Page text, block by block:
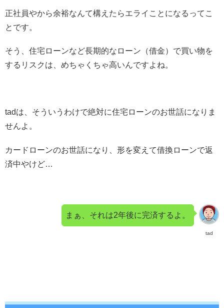
正社員やから余裕なんて構えたらエライことになるってこ
とです。
そう、住宅ローンなど長期的なローン（借金）で買い物を
するリスクは、めちゃくちゃ高いんですよね。
tadは、そういうわけで絶対に住宅ローンのお世話になりま
せんよ。
カードローンのお世話になり、形を変えて借換ローンで返
済中やけど…
tad
まぁ、それは2年後に完済するよ。